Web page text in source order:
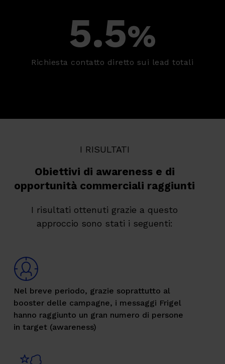
5.5%
Richiesta contatto diretto sui lead totali
I RISULTATI
Obiettivi di awareness e di
opportunità commerciali raggiunti
I risultati ottenuti grazie a questo
approccio sono stati i seguenti:
Nel breve periodo, grazie soprattutto al
booster delle campagne, i messaggi Frigel
hanno raggiunto un gran numero di persone
in target (awareness)